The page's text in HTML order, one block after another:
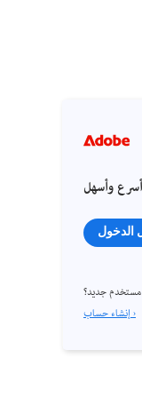
وأسهل
الدخول
مستخدم جديد؟
إنشاء حساب ›